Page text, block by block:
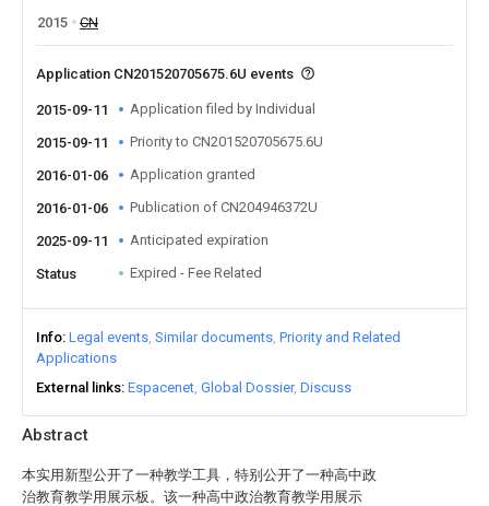
Abstract
本实用新型公开了一种教学工具，特别公开了一种高中政
治教育教学用展示板。该一种高中政治教育教学用展示
2015
CN
Application CN201520705675.6U events
2015-09-11 Application filed by Individual
2015-09-11 Priority to CN201520705675.6U
2016-01-06 Application granted
2016-01-06 Publication of CN204946372U
2025-09-11 Anticipated expiration
Status Expired - Fee Related
Info Legal events Similar documents Priority and Related
Applications
External links Espacenet Global Dossier Discuss